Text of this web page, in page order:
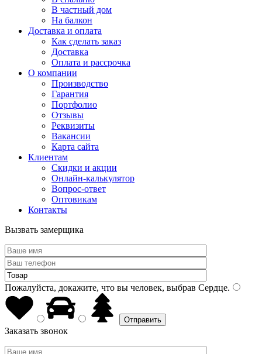
В частный дом
На балкон
Доставка и оплата
Как сделать заказ
Доставка
Оплата и рассрочка
О компании
Производство
Гарантия
Портфолио
Отзывы
Реквизиты
Вакансии
Карта сайта
Клиентам
Скидки и акции
Онлайн-калькулятор
Вопрос-ответ
Оптовикам
Контакты
Вызвать замерщика
Пожалуйста, докажите, что вы человек, выбрав Сердце.
Заказать звонок